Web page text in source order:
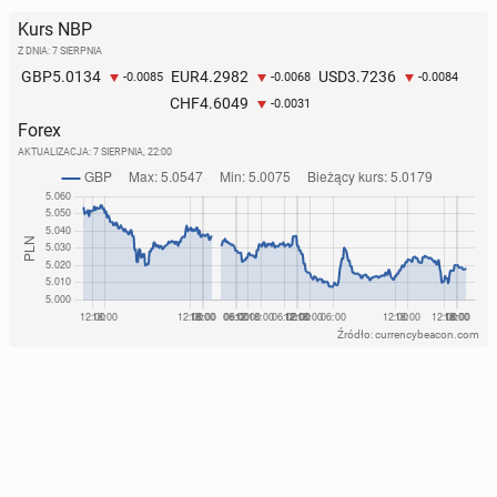
Kurs NBP
Z DNIA: 7 SIERPNIA
GBP5.0134 -0.0085 EUR4.2982 -0.0068 USD3.7236 -0.0084
CHF4.6049 -0.0031
Forex
AKTUALIZACJA: 7 SIERPNIA, 22:00
Źródło: currencybeacon.com